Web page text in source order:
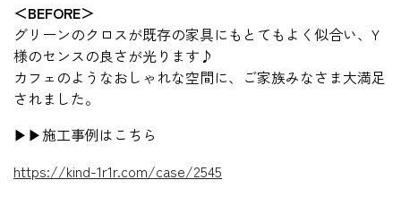
＜BEFORE＞
グリーンのクロスが既存の家具にもとてもよく似合い、Y
様のセンスの良さが光ります♪
カフェのようなおしゃれな空間に、ご家族みなさま大満足
されました。
▶▶施工事例はこちら
https://kind-1r1r.com/case/2545